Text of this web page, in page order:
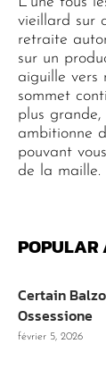
vieillard sur
retraite
sur un
aiguille vers
sommet
plus
ambitionne
pouvant
de la maille.
POPULAR
Certain
Ossessione
février 5, 2026